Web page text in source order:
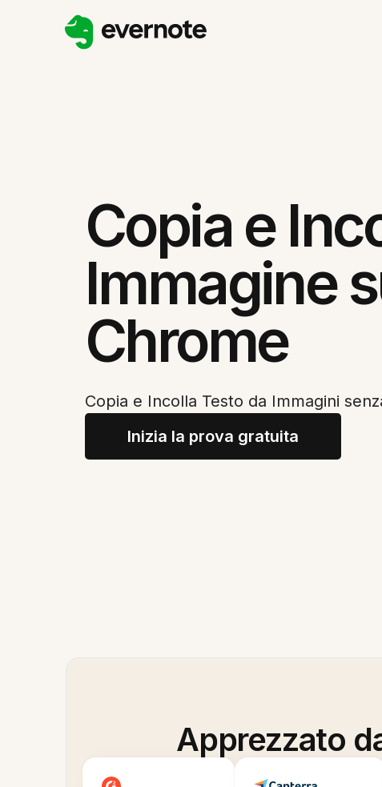
Copia e
Immagine
Chrome
Copia e Incolla Testo da Immagini
Inizia la prova gratuita
Apprezzato